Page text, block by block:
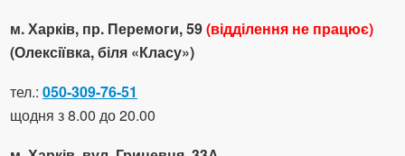
м. Харків, пр. Перемоги, 59(відділення не працює)
(Олексіївка, біля «Класу»)
тел.: 050-309-76-51
щодня з 8.00 до 20.00